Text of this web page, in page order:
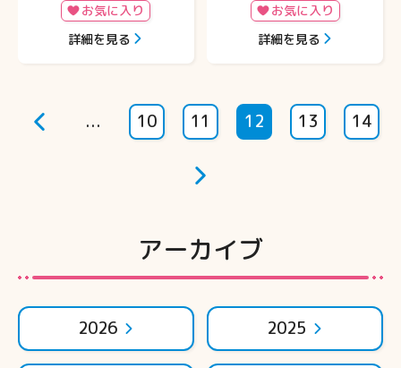
お気に入り
詳細を見る
お気に入り
詳細を見る
... 10 11 12 13 14
アーカイブ
2026 2025